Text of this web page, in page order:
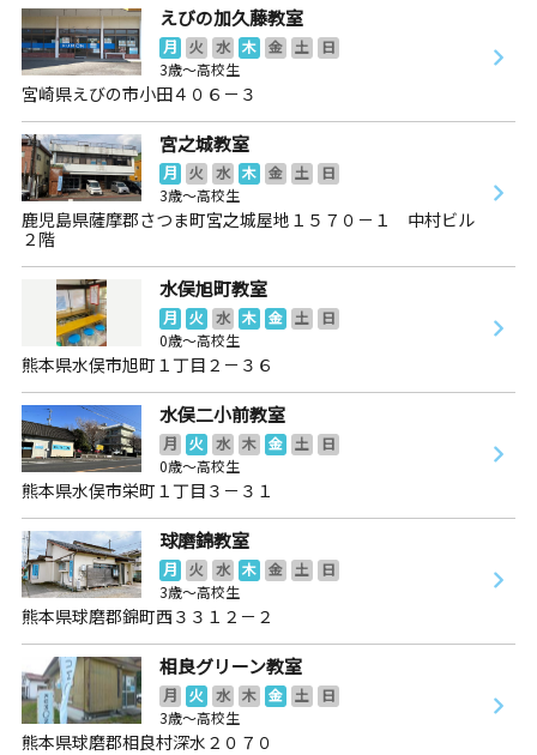
えびの加久藤教室
月 火 水 木 金 土
日
3歳～高校生
宮崎県えびの市小田４０６－３
宮之城教室
月 火 水 木 金 土
日
3歳～高校生
鹿児島県薩摩郡さつま町宮之城屋地１５７０－１ 中村ビル
２階
水俣旭町教室
月 火 水 木 金 土
日
0歳～高校生
熊本県水俣市旭町１丁目２－３６
水俣二小前教室
月 火 水 木 金 土
日
0歳～高校生
熊本県水俣市栄町１丁目３－３１
球磨錦教室
月 火 水 木 金 土
日
3歳～高校生
熊本県球磨郡錦町西３３１２－２
相良グリーン教室
月 火 水 木 金 土
日
3歳～高校生
熊本県球磨郡相良村深水２０７０